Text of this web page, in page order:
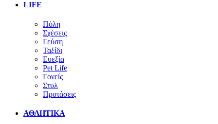
LIFE
Πόλη
Σχέσεις
Γεύση
Ταξίδι
Ευεξία
Pet Life
Γονείς
Στυλ
Προτάσεις
ΑΘΛΗΤΙΚΑ